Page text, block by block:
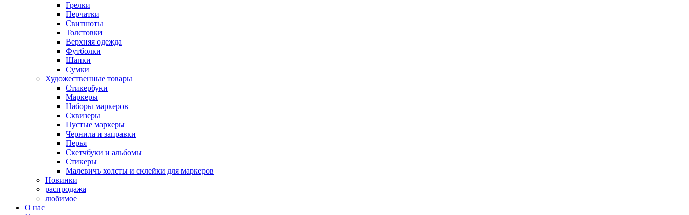
Грелки
Перчатки
Свитшоты
Толстовки
Верхняя одежда
Футболки
Шапки
Сумки
Художественные товары
Стикербуки
Маркеры
Наборы маркеров
Сквизеры
Пустые маркеры
Чернила и заправки
Перья
Скетчбуки и альбомы
Стикеры
Малевичъ холсты и склейки для маркеров
Новинки
распродажа
любимое
О нас